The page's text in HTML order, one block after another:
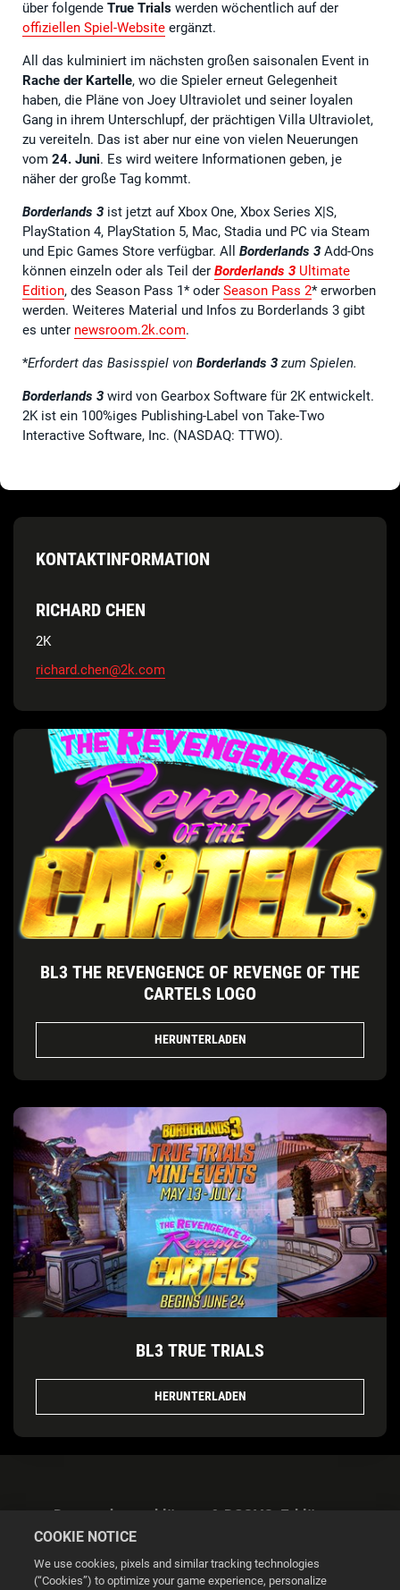
über folgende True Trials werden wöchentlich auf der
offiziellen Spiel-Website ergänzt.
All das kulminiert im nächsten großen saisonalen Event in
Rache der Kartelle, wo die Spieler erneut Gelegenheit
haben, die Pläne von Joey Ultraviolet und seiner loyalen
Gang in ihrem Unterschlupf, der prächtigen Villa Ultraviolet,
zu vereiteln. Das ist aber nur eine von vielen Neuerungen
vom 24. Juni. Es wird weitere Informationen geben, je
näher der große Tag kommt.
Borderlands 3 ist jetzt auf Xbox One, Xbox Series X|S,
PlayStation 4, PlayStation 5, Mac, Stadia und PC via Steam
und Epic Games Store verfügbar. All Borderlands 3 Add-Ons
können einzeln oder als Teil der Borderlands 3 Ultimate
Edition, des Season Pass 1* oder Season Pass 2* erworben
werden. Weiteres Material und Infos zu Borderlands 3 gibt
es unter newsroom.2k.com.
*Erfordert das Basisspiel von Borderlands 3 zum Spielen.
Borderlands 3 wird von Gearbox Software für 2K entwickelt.
2K ist ein 100%iges Publishing-Label von Take-Two
Interactive Software, Inc. (NASDAQ: TTWO).
KONTAKTINFORMATION
RICHARD CHEN
2K
richard.chen@2k.com
BL3 THE REVENGENCE OF REVENGE OF THE
CARTELS LOGO
HERUNTERLADEN
BL3 TRUE TRIALS
HERUNTERLADEN
Datenschutzerklärung & DSGVO-Erklärung
COOKIE NOTICE
We use cookies, pixels and similar tracking technologies
(“Cookies”) to optimize your game experience, personalize